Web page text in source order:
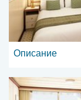
Описание